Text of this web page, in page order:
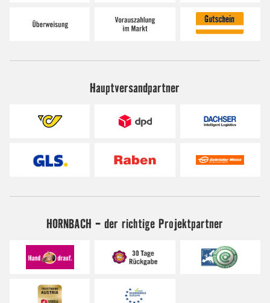
Hauptversandpartner
HORNBACH - der richtige Projektpartner